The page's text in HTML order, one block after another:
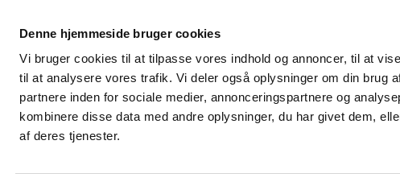
Denne hjemmeside bruger cookies
Vi bruger cookies til at tilpasse vores indhold og annoncer, til at
til at analysere vores trafik. Vi deler også oplysninger om din brug
partnere inden for sociale medier, annonceringspartnere og
kombinere disse data med andre oplysninger, du har givet dem,
af deres tjenester.
Nyheder
og
Bivirkninger og
produktinformation
Tilskud og